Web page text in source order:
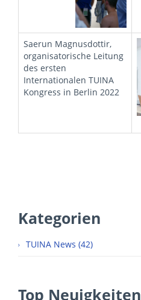
Saerun Magnusdottir,
organisatorische Leitung
des ersten
Internationalen TUINA
Kongress in Berlin 2022
Kategorien
TUINA News (42)
Top Neuigkeiten